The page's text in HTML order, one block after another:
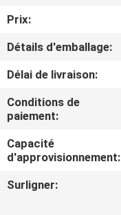
CONTRÔLE
DE
QUALITÉ
CONTACTEZ-
NOUS
NOUVELLES
Prix:
Détails d'emballage:
Délai de livraison:
Conditions de
paiement:
Capacité
d'approvisionnement:
Surligner: